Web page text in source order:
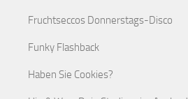
Fruchtseccos Donnerstags-Disco
Funky Flashback
Haben Sie Cookies?